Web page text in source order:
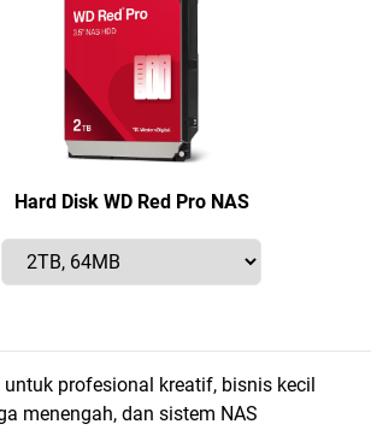
Hard Disk WD Red Pro NAS
untuk profesional kreatif, bisnis kecil
menengah, dan sistem NAS